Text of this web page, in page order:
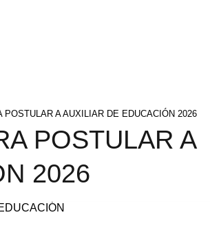
A AUXILIAR DE EDUCACIÓN 2026
POSTULAR A
2026